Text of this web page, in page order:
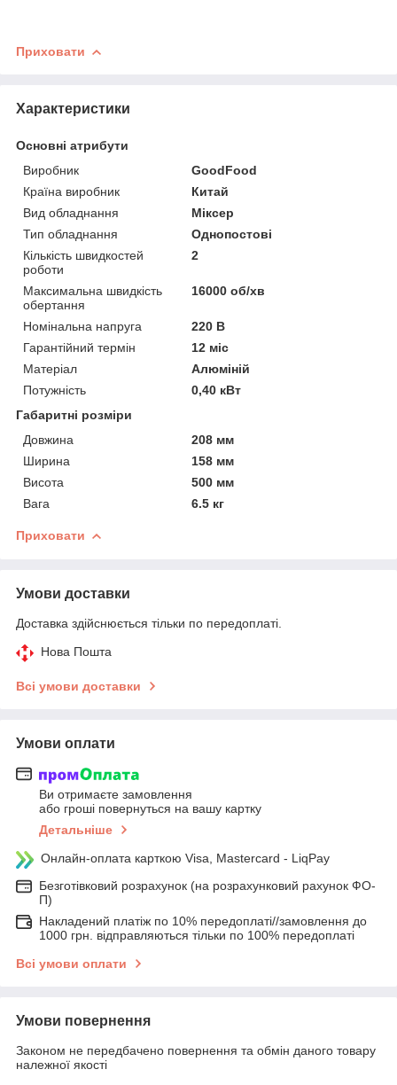
Приховати
Характеристики
Основні атрибути
Виробник
GoodFood
Країна виробник
Китай
Вид обладнання
Міксер
Тип обладнання
Однопостові
Кількість швидкостей
роботи
2
Максимальна швидкість
обертання
16000 об/хв
Номінальна напруга
220 В
Гарантійний термін
12 міс
Матеріал
Алюміній
Потужність
0,40 кВт
Габаритні розміри
Довжина
208 мм
Ширина
158 мм
Висота
500 мм
Вага
6.5 кг
Приховати
Умови доставки
Доставка здійснюється тільки по передоплаті.
Нова Пошта
Всі умови доставки
Умови оплати
Ви отримаєте замовлення
або гроші повернуться на вашу картку
Детальніше
Онлайн-оплата карткою Visa, Mastercard - LiqPay
Безготівковий розрахунок (на розрахунковий рахунок ФО-
П)
Накладений платіж по 10% передоплаті//замовлення до
1000 грн. відправляються тільки по 100% передоплаті
Всі умови оплати
Умови повернення
Законом не передбачено повернення та обмін даного товару
належної якості